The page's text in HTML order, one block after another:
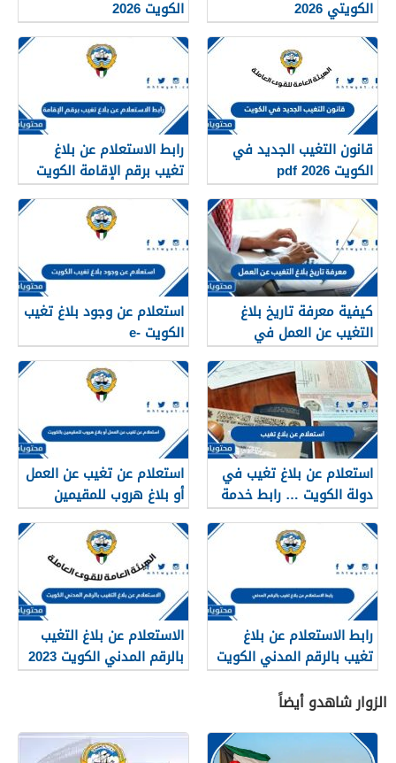
الكويتي 2026
الكويت 2026
قانون التغيب الجديد في
الكويت 2026 pdf
رابط الاستعلام عن بلاغ
تغيب برقم الإقامة الكويت
manpower.gov.kw
كيفية معرفة تاريخ بلاغ
التغيب عن العمل في
الكويت 2023
استعلام عن وجود بلاغ تغيب
الكويت e-
portal.manpower.gov.kw
استعلام عن بلاغ تغيب في
دولة الكويت … رابط خدمة
الاستعلام عن بلاغ تغيب
استعلام عن تغيب عن العمل
أو بلاغ هروب للمقيمين
بالكويت 2023
رابط الاستعلام عن بلاغ
تغيب بالرقم المدني الكويت
manpower.gov.kw
الاستعلام عن بلاغ التغيب
بالرقم المدني الكويت 2023
الزوار شاهدو أيضاً